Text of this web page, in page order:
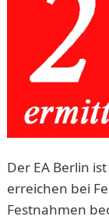
Der EA Berlin
erreichen bei
Festnahmen